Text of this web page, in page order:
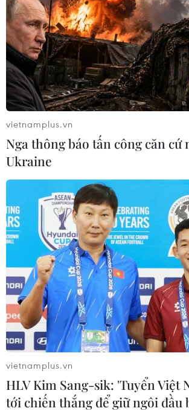
World Cup: Thành
ngợi là “thủ đô” bóng đá thế
10/12/2022 02:25
Theo thống kê, Manchester United đóng
ở các đội tuyển khác nhau ở World
xóm” Manchester City có 15 cầu thủ và
này vẫn đang thi đấu ở vòng Tứ kết.
vietnamplus.vn
Nga thông báo tấn công căn cứ
Ukraine
vietnamplus.vn
HLV Kim Sang-sik: 'Tuyển Việt
tới chiến thắng để giữ ngôi đầu